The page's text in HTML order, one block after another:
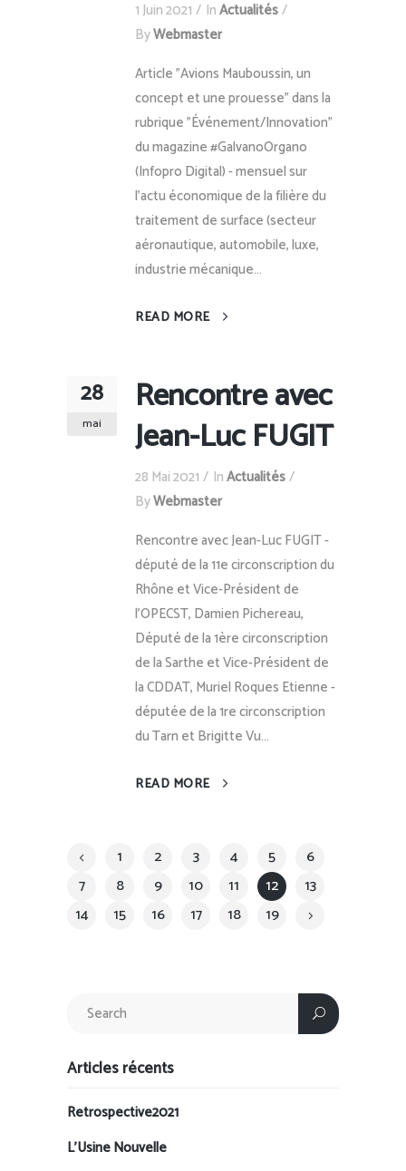
1 Juin 2021 InActualités
ByWebmaster
Article "Avions Mauboussin, un
concept et une prouesse" dans la
rubrique "Événement/Innovation"
du magazine #GalvanoOrgano
(Infopro Digital) - mensuel sur
l'actu économique de la filière du
traitement de surface (secteur
aéronautique, automobile, luxe,
industrie mécanique...
READ MORE
28
mai
Rencontre avec
Jean-Luc FUGIT
28 Mai 2021 InActualités
ByWebmaster
Rencontre avec Jean-Luc FUGIT -
député de la 11e circonscription du
Rhône et Vice-Président de
l’OPECST, Damien Pichereau,
Député de la 1ère circonscription
de la Sarthe et Vice-Président de
la CDDAT, Muriel Roques Etienne -
députée de la 1re circonscription
du Tarn et Brigitte Vu...
READ MORE
1 2 3 4 5
6
7
8 9 10 11 12
13
14
15 16 17 18 19
Articles récents
Retrospective2021
L’Usine Nouvelle